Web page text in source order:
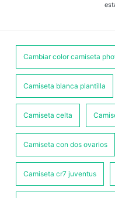
Cambiar color camiseta
Camiseta blanca plantilla
Camiseta celta
Camiseta con dos ovarios
Camiseta cr7 juventus